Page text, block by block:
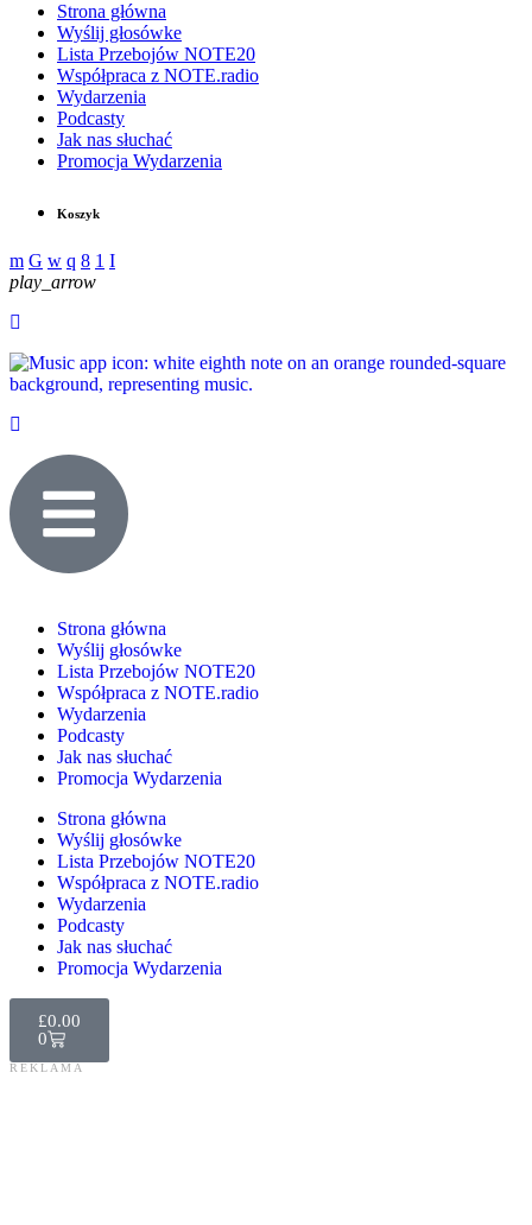
Strona główna
Wyślij głosówke
Lista Przebojów NOTE20
Współpraca z NOTE.radio
Wydarzenia
Podcasty
Jak nas słuchać
Promocja Wydarzenia
Koszyk
play_arrow
Strona główna
Wyślij głosówke
Lista Przebojów NOTE20
Współpraca z NOTE.radio
Wydarzenia
Podcasty
Jak nas słuchać
Promocja Wydarzenia
Strona główna
Wyślij głosówke
Lista Przebojów NOTE20
Współpraca z NOTE.radio
Wydarzenia
Podcasty
Jak nas słuchać
Promocja Wydarzenia
£0.00
0